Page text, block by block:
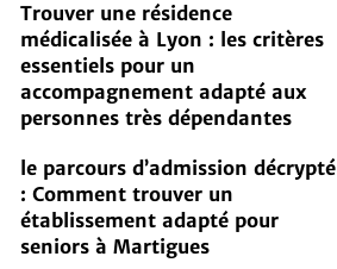
Trouver une résidence
médicalisée à Lyon : les critères
essentiels pour un
accompagnement adapté aux
personnes très dépendantes
le parcours d’admission décrypté
: Comment trouver un
établissement adapté pour
seniors à Martigues